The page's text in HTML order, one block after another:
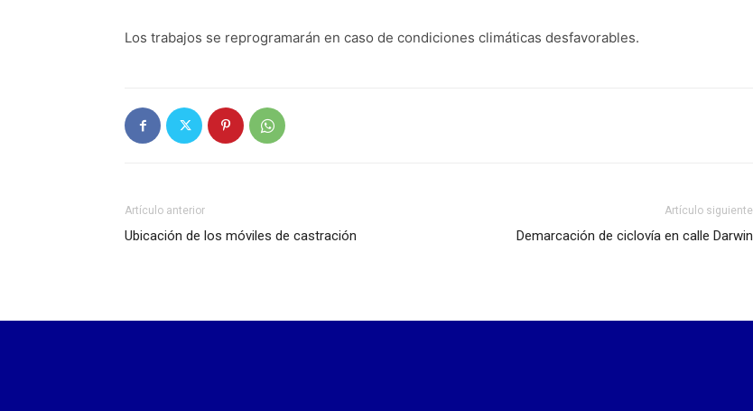
Los trabajos se reprogramarán en caso de condiciones climáticas desfavorables.
Artículo anterior
Ubicación de los móviles de castración
Artículo siguiente
Demarcación de ciclovía en calle Darwin